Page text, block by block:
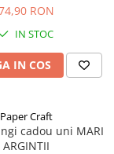
RON
IN STOC
IN COS
Paper Craft
cadou uni MARI
ARGINTII